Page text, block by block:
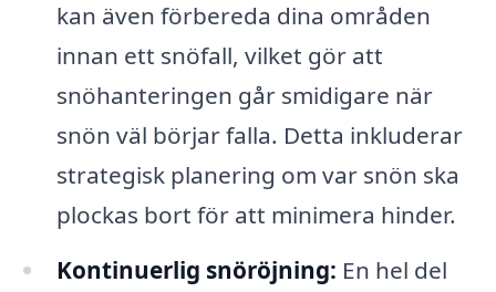
kan även förbereda dina områden
innan ett snöfall, vilket gör att
snöhanteringen går smidigare när
snön väl börjar falla. Detta inkluderar
strategisk planering om var snön ska
plockas bort för att minimera hinder.
Kontinuerlig snöröjning: En hel del